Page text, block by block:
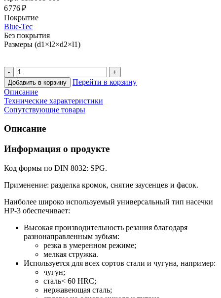
6 776 ₽
Покрытие
Blue-Tec
Без покрытия
Размеры (d1×l2×d2×l1)
Добавить в корзину
Перейти в корзину
Описание
Технические характеристики
Сопутствующие товары
Описание
Информация о продукте
Код формы по DIN 8032: SPG.
Применение: разделка кромок, снятие заусенцев и фасок.
Наиболее широко используемый универсальный тип насечки
HP-3 обеспечивает:
Высокая производительность резания благодаря
разнонаправленным зубьям:
резка в умеренном режиме;
мелкая стружка.
Используется для всех сортов стали и чугуна, например:
чугун;
сталь< 60 HRC;
нержавеющая сталь;